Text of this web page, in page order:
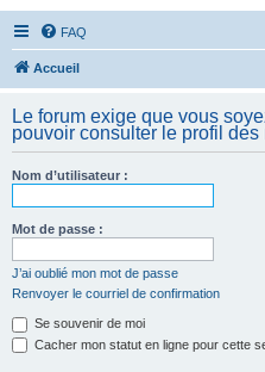
FAQ
Accueil
Le forum exige que vous
pouvoir consulter le profil des
Nom d’utilisateur :
Mot de passe :
J’ai oublié mon mot de passe
Renvoyer le courriel de confirmation
Se souvenir de moi
Cacher mon statut en ligne pour cette